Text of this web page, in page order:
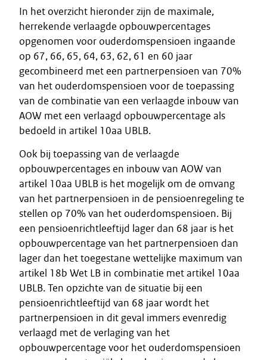
In het overzicht hieronder zijn de maximale,
herrekende verlaagde opbouwpercentages
opgenomen voor ouderdomspensioen ingaande
op 67, 66, 65, 64, 63, 62, 61 en 60 jaar
gecombineerd met een partnerpensioen van 70%
van het ouderdomspensioen voor de toepassing
van de combinatie van een verlaagde inbouw van
AOW met een verlaagd opbouwpercentage als
bedoeld in artikel 10aa UBLB.
Ook bij toepassing van de verlaagde
opbouwpercentages en inbouw van AOW van
artikel 10aa UBLB is het mogelijk om de omvang
van het partnerpensioen in de pensioenregeling te
stellen op 70% van het ouderdomspensioen. Bij
een pensioenrichtleeftijd lager dan 68 jaar is het
opbouwpercentage van het partnerpensioen dan
lager dan het toegestane wettelijke maximum van
artikel 18b Wet LB in combinatie met artikel 10aa
UBLB. Ten opzichte van de situatie bij een
pensioenrichtleeftijd van 68 jaar wordt het
partnerpensioen in dit geval immers evenredig
verlaagd met de verlaging van het
opbouwpercentage voor het ouderdomspensioen